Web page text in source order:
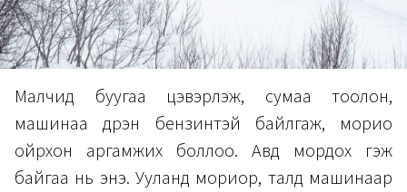
Малчид буугаа цэвэрлэж, сумаа тоолон,
машинаа дүүрэн бензинтэй байлгаж, морио
ойрхон аргамжих боллоо. Авд мордох гэж
байгаа нь энэ. Ууланд мориор, талд машинаар